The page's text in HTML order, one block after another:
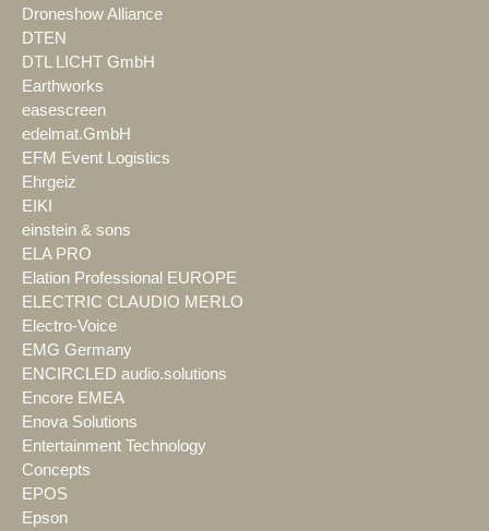
Droneshow Alliance
DTEN
DTL LICHT GmbH
Earthworks
easescreen
edelmat.GmbH
EFM Event Logistics
Ehrgeiz
EIKI
einstein & sons
ELA PRO
Elation Professional EUROPE
ELECTRIC CLAUDIO MERLO
Electro-Voice
EMG Germany
ENCIRCLED audio.solutions
Encore EMEA
Enova Solutions
Entertainment Technology
Concepts
EPOS
Epson